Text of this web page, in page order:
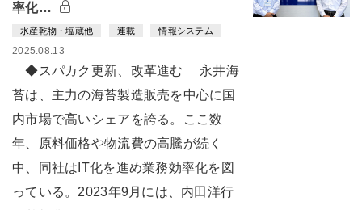
率化…
水産乾物・塩蔵他 連載 情報システム
2025.08.13
◆スパカク更新、改革進む 永井海
苔は、主力の海苔製造販売を中心に国
内市場で高いシェアを誇る。ここ数
年、原料価格や物流費の高騰が続く
中、同社はIT化を進め業務効率化を図
っている。2023年9月には、内田洋行